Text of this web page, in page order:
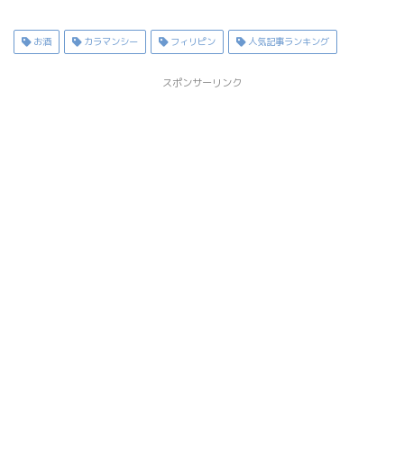
お酒 カラマンシー フィリピン 人気記事ランキング
スポンサーリンク